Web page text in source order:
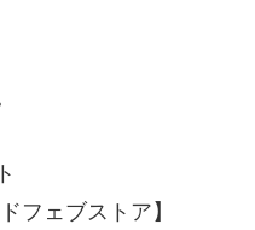
フェブストア】